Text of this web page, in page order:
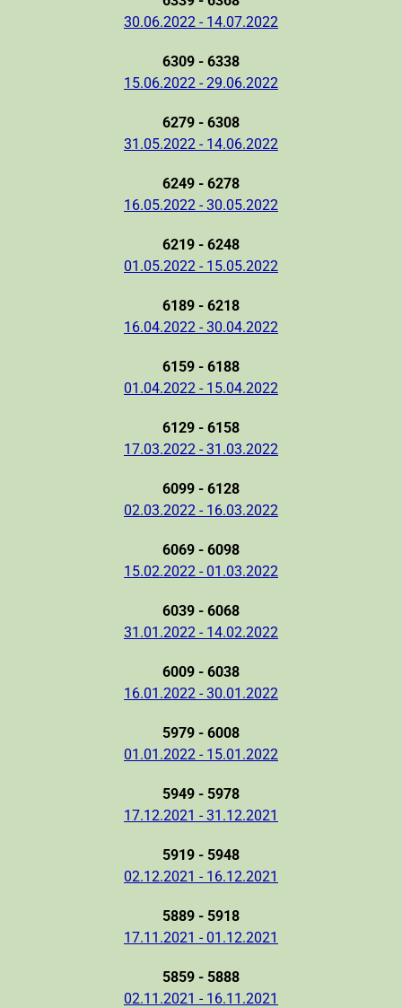
30.06.2022 - 14.07.2022
6309 - 6338
15.06.2022 - 29.06.2022
6279 - 6308
31.05.2022 - 14.06.2022
6249 - 6278
16.05.2022 - 30.05.2022
6219 - 6248
01.05.2022 - 15.05.2022
6189 - 6218
16.04.2022 - 30.04.2022
6159 - 6188
01.04.2022 - 15.04.2022
6129 - 6158
17.03.2022 - 31.03.2022
6099 - 6128
02.03.2022 - 16.03.2022
6069 - 6098
15.02.2022 - 01.03.2022
6039 - 6068
31.01.2022 - 14.02.2022
6009 - 6038
16.01.2022 - 30.01.2022
5979 - 6008
01.01.2022 - 15.01.2022
5949 - 5978
17.12.2021 - 31.12.2021
5919 - 5948
02.12.2021 - 16.12.2021
5889 - 5918
17.11.2021 - 01.12.2021
5859 - 5888
02.11.2021 - 16.11.2021